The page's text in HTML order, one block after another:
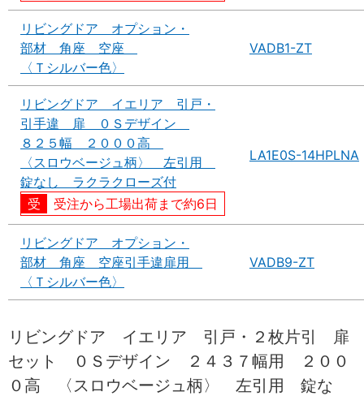
リビングドア オプション・
部材 角座 空座
〈Ｔシルバー色〉
VADB1-ZT
リビングドア イエリア 引戸・
引手違 扉 ０Ｓデザイン
８２５幅 ２０００高
〈スロウベージュ柄〉 左引用
錠なし ラクラクローズ付
受注から工場出荷まで約6日
LA1E0S-14HPLNA
リビングドア オプション・
部材 角座 空座引手違扉用
〈Ｔシルバー色〉
VADB9-ZT
リビングドア イエリア 引戸・２枚片引 扉
セット ０Ｓデザイン ２４３７幅用 ２００
０高 〈スロウベージュ柄〉 左引用 錠な